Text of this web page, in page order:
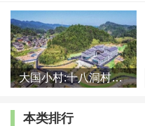
她一边嚎啕大哭，一
后面，她上车时，她儿
她以为她下车回去后，
大国小村:十八洞村的现代变迁是一道美丽的风景线
本类排行